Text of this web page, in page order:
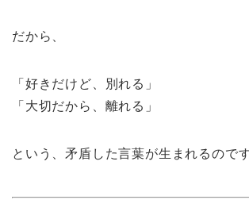
だから、
「好きだけど、別れる」
「大切だから、離れる」
という、矛盾した言葉が生まれるのです